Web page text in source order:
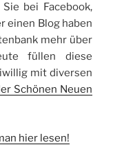
bei Facebook,
einen Blog haben
mehr über
füllen diese
mit diversen
Schönen Neuen
hier lesen!